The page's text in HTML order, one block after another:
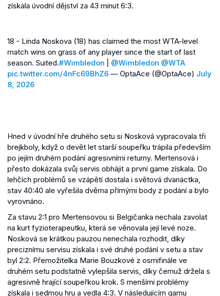
získala úvodní dějství za 43 minut 6:3.
18 - Linda Noskova (18) has claimed the most WTA-level
match wins on grass of any player since the start of last
season. Suited.#Wimbledon @Wimbledon @WTA
pic.twitter.com/4nFc69BhZ6 — OptaAce (@OptaAce) July
8, 2026
Hned v úvodní hře druhého setu si Nosková vypracovala tři
brejkboly, když o devět let starší soupeřku trápila především
po jejím druhém podání agresivními returny. Mertensová i
přesto dokázala svůj servis obhájit a první game získala. Do
lehčích problémů se vzápětí dostala i světová dvanáctka,
stav 40:40 ale vyřešila dvěma přímými body z podání a bylo
vyrovnáno.
Za stavu 2:1 pro Mertensovou si Belgičanka nechala zavolat
na kurt fyzioterapeutku, která se věnovala její levé noze.
Nosková se krátkou pauzou nenechala rozhodit, díky
preciznímu servisu získala i své druhé podání v setu a stav
byl 2:2. Přemožitelka Marie Bouzkové z osmifinále ve
druhém setu podstatně vylepšila servis, díky čemuž držela s
agresivně hrající soupeřkou krok. S menšími problémy
získala i sedmou hru a vedla 4:3. V následujícím gamu